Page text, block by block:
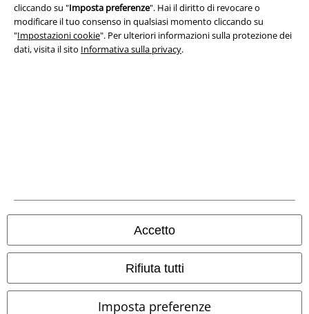
cliccando su "Imposta preferenze". Hai il diritto di revocare o
modificare il tuo consenso in qualsiasi momento cliccando su
"Impostazioni cookie". Per ulteriori informazioni sulla protezione dei
dati, visita il sito Informativa sulla privacy.
Accetto
Rifiuta tutti
Imposta preferenze
Legge sulla Privacy
Smaltimento rifiuti e protezione dell’ambiente
I prezzi sono IVA compresa. Spese ditrasporto escluse
© 1986-2026 EMP Mailorder Italia S.r.l.
Gli altri shop EMP nel mondo